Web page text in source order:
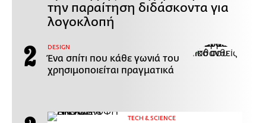
την παραίτηση διδάσκοντα για
λογοκλοπή
DESIGN
Ένα σπίτι που κάθε γωνιά του
χρησιμοποιείται πραγματικά
ΤECH & SCIENCE